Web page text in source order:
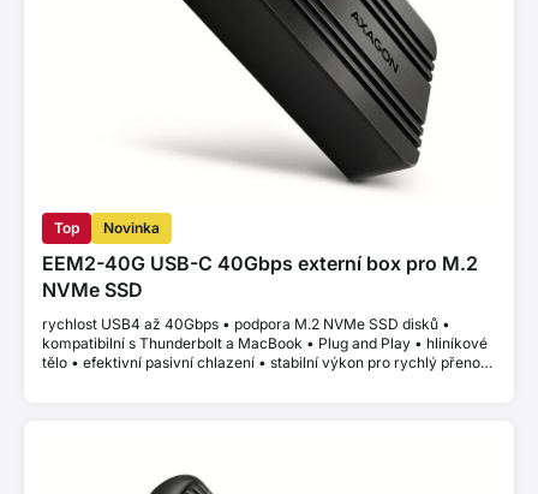
Top Novinka
EEM2-40G USB-C 40Gbps externí box pro M.2
NVMe SSD
rychlost USB4 až 40Gbps • podpora M.2 NVMe SSD disků •
kompatibilní s Thunderbolt a MacBook • Plug and Play • hliníkové
tělo • efektivní pasivní chlazení • stabilní výkon pro rychlý přenos